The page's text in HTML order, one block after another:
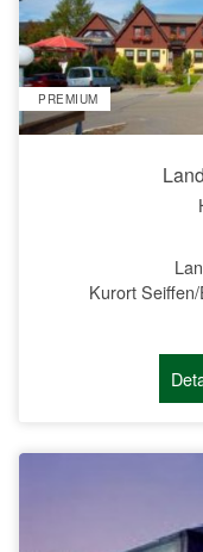
PREMIUM
Kurort